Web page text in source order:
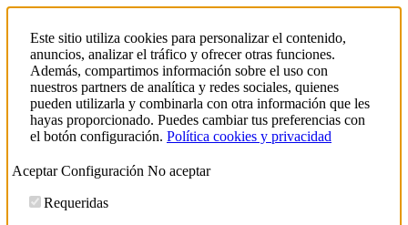
Este sitio utiliza cookies para personalizar el contenido,
anuncios, analizar el tráfico y ofrecer otras funciones.
Además, compartimos información sobre el uso con
nuestros partners de analítica y redes sociales, quienes
pueden utilizarla y combinarla con otra información que les
hayas proporcionado. Puedes cambiar tus preferencias con
el botón configuración. Política cookies y privacidad
AceptarConfiguración No aceptar
Requeridas